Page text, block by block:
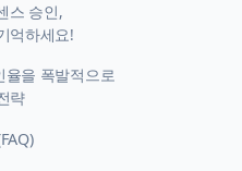
스 승인,
억하세요!
율을 폭발적으로
략